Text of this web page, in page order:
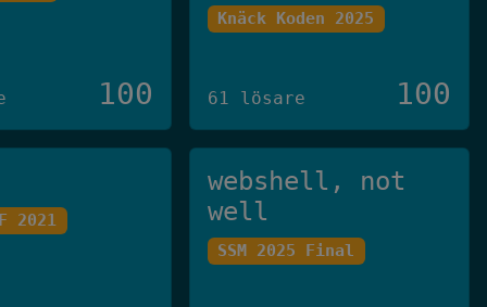
100
Knäck Koden 2025
61 lösare 100
2021
webshell, not
well
SSM 2025 Final